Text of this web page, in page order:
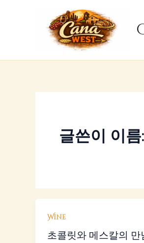
글쓴이 이
Wine
초콜릿와 메스칼의